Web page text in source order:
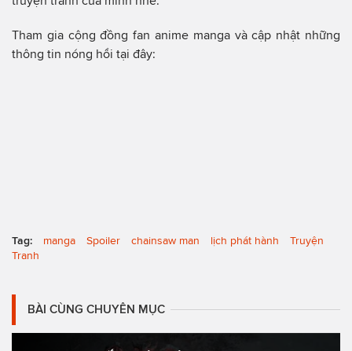
Tham gia cộng đồng fan anime manga và cập nhật những
thông tin nóng hổi tại đây:
Tag: manga Spoiler chainsaw man lịch phát hành
Truyện
Tranh
BÀI CÙNG CHUYÊN MỤC